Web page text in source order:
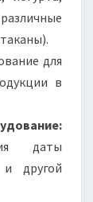
для
в
даты
и другой